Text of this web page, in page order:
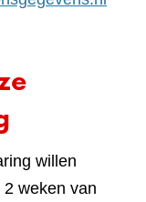
willen
weken van